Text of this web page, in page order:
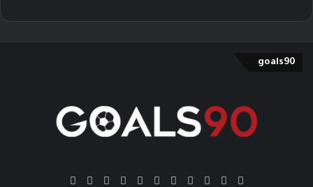
goals90
فيسبوك
‫X بينتيريست
‫YouTube انستقرام‫TikTokملخصGoogle